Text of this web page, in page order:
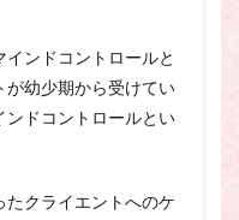
インドコントロールと
が幼少期から受けてい
ンドコントロールとい
たクライエントへのケ